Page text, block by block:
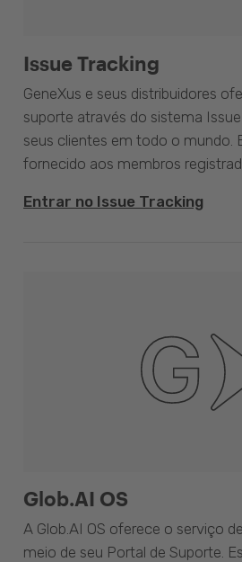
Issue Tracking
GeneXus e seus distribuidores
suporte através do sistema
seus clientes em todo o mundo.
fornecido aos membros
Entrar no Issue Tracking
Glob.AI OS
A Glob.AI OS oferece o serviço
meio de seu Portal de Suporte.